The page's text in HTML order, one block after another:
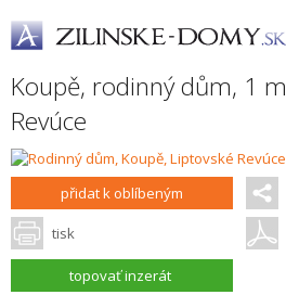
Koupě, rodinný dům, 1 m
Revúce
přidat k oblíbeným
tisk
topovať inzerát